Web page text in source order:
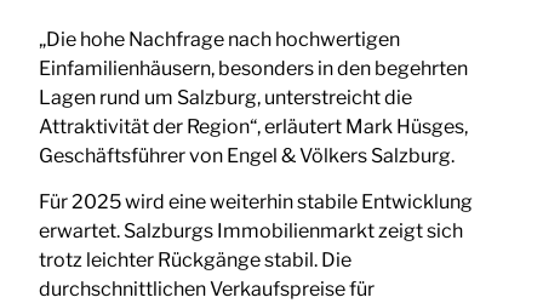
„Die hohe Nachfrage nach hochwertigen
Einfamilienhäusern, besonders in den begehrten
Lagen rund um Salzburg, unterstreicht die
Attraktivität der Region“, erläutert Mark Hüsges,
Geschäftsführer von Engel & Völkers Salzburg.
Für 2025 wird eine weiterhin stabile Entwicklung
erwartet. Salzburgs Immobilienmarkt zeigt sich
trotz leichter Rückgänge stabil. Die
durchschnittlichen Verkaufspreise für